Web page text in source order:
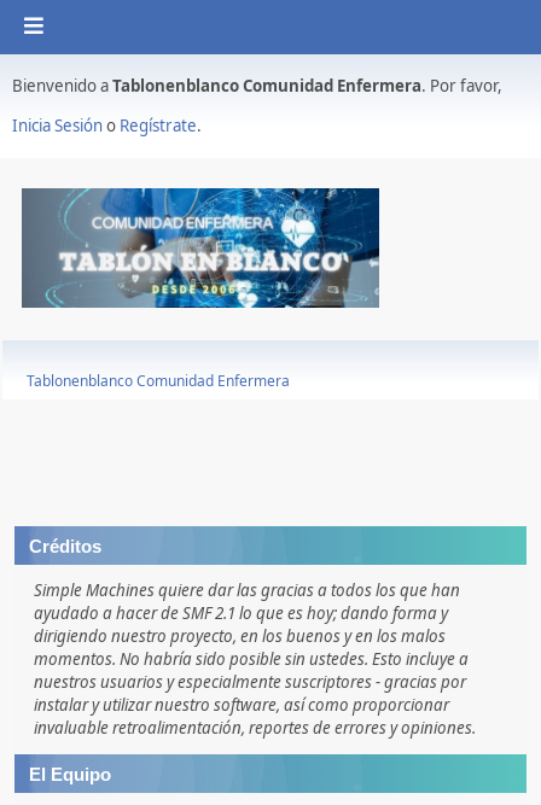
Bienvenido aTablonenblanco Comunidad Enfermera. Por favor,
Inicia Sesióno Regístrate.
Tablonenblanco Comunidad Enfermera
Créditos
Simple Machines quiere dar las gracias a todos los que han
ayudado a hacer de SMF 2.1 lo que es hoy; dando forma y
dirigiendo nuestro proyecto, en los buenos y en los malos
momentos. No habría sido posible sin ustedes. Esto incluye a
nuestros usuarios y especialmente suscriptores - gracias por
instalar y utilizar nuestro software, así como proporcionar
invaluable retroalimentación, reportes de errores y opiniones.
El Equipo